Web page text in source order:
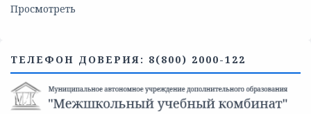
Просмотреть
ТЕЛЕФОН ДОВЕРИЯ: 8(800) 2000-122